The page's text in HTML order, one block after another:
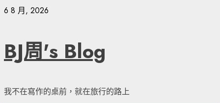
Skip
6 8 月, 2026
BJ周's Blog
我不在寫作的桌前，就在旅行的路上